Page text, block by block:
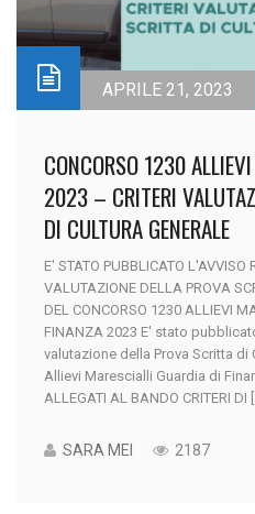
APRILE 21, 2023
CONCORSO 1230
2023 – CRITERI
DI CULTURA GENERALE
E' STATO PUBBLICATO L'AVVISO
VALUTAZIONE DELLA PROVA
DEL CONCORSO 1230 ALLIEVI
FINANZA 2023 E' stato
valutazione della Prova Scritta di
Allievi Marescialli Guardia di
ALLEGATI AL BANDO CRITERI DI
SARA MEI 2187